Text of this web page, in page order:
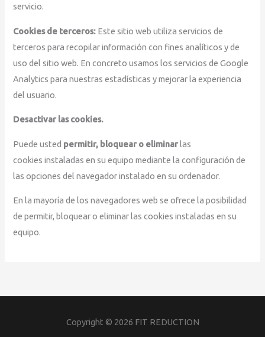
servicio.
Cookies de terceros: Este sitio web utiliza servicios de
terceros para recopilar información con fines analíticos y de
uso del sitio web. En concreto usamos los servicios de Google
Analytics para nuestras estadísticas y mejorar la experiencia
del usuario.
Desactivar las cookies.
Puede usted permitir, bloquear o eliminarlas
cookies instaladas en su equipo mediante la configuración de
las opciones del navegador instalado en su ordenador.
En la mayoría de los navegadores web se ofrece la posibilidad
de permitir, bloquear o eliminar las cookies instaladas en su
equipo.
Copyright © 2026 FIT REDUCTION